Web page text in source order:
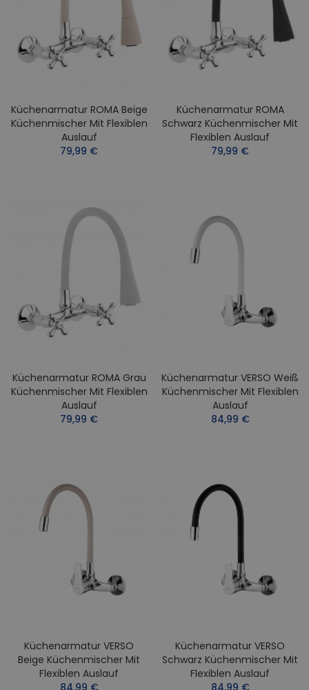
Küchenarmatur ROMA Beige
Küchenmischer Mit Flexiblen
Auslauf
79,99 €
Küchenarmatur ROMA
Schwarz Küchenmischer Mit
Flexiblen Auslauf
79,99 €
Küchenarmatur ROMA Grau
Küchenmischer Mit Flexiblen
Auslauf
79,99 €
Küchenarmatur VERSO Weiß
Küchenmischer Mit Flexiblen
Auslauf
84,99 €
Küchenarmatur VERSO
Beige Küchenmischer Mit
Flexiblen Auslauf
Küchenarmatur VERSO
Schwarz Küchenmischer Mit
Flexiblen Auslauf